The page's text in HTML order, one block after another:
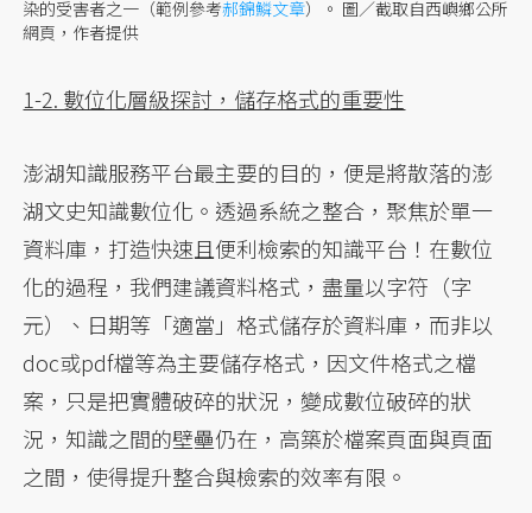
染的受害者之一（範例參考郝錦鱗文章）。 圖／截取自西嶼鄉公所
網頁，作者提供
1-2. 數位化層級探討，儲存格式的重要性
澎湖知識服務平台最主要的目的，便是將散落的澎
湖文史知識數位化。透過系統之整合，聚焦於單一
資料庫，打造快速且便利檢索的知識平台！在數位
化的過程，我們建議資料格式，盡量以字符（字
元）、日期等「適當」格式儲存於資料庫，而非以
doc或pdf檔等為主要儲存格式，因文件格式之檔
案，只是把實體破碎的狀況，變成數位破碎的狀
況，知識之間的壁壘仍在，高築於檔案頁面與頁面
之間，使得提升整合與檢索的效率有限。